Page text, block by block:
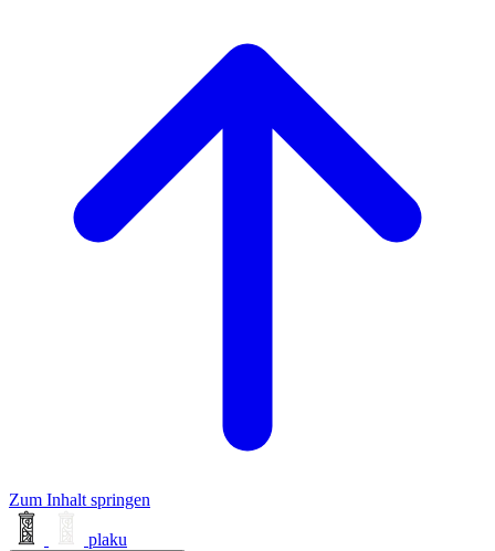
Zum Inhalt springen
plaku